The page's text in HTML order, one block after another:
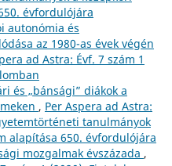
évfordulójára
autonómia és
az 1980-as évek végén
ad Astra: Évf. 7 szám 1
és „bánsági” diákok a
, Per Aspera ad Astra:
tanulmányok
alapítása 650. évfordulójára
mozgalmak évszázada ,